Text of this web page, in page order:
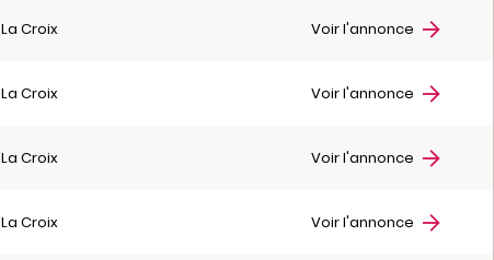
La Croix Voir l'annonce
La Croix Voir l'annonce
La Croix Voir l'annonce
La Croix Voir l'annonce